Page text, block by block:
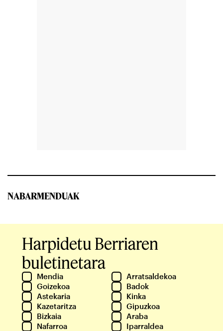
NABARMENDUAK
Harpidetu Berriaren
buletinetara
Mendia
Arratsaldekoa
Goizekoa
Badok
Astekaria
Kinka
Kazetaritza
Gipuzkoa
Bizkaia
Araba
Nafarroa
Iparraldea